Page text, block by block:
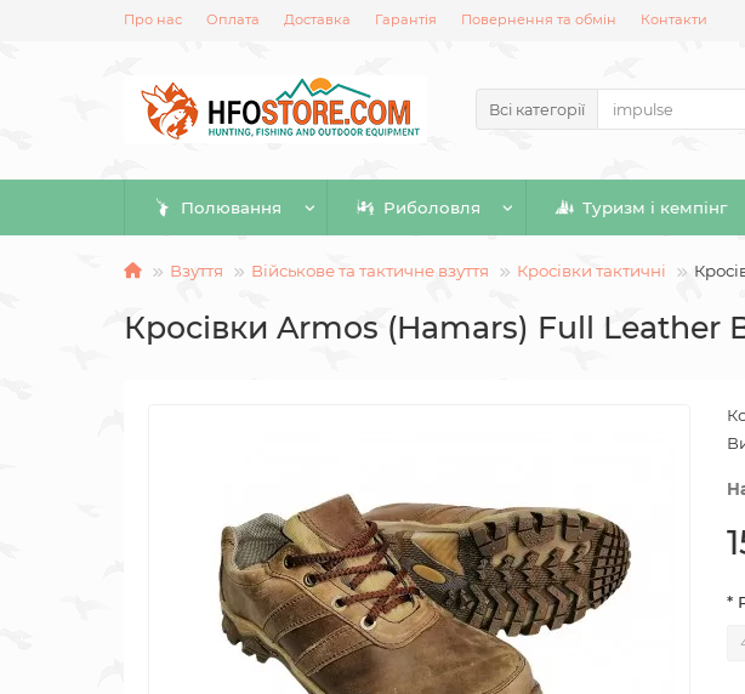
Про нас Оплата Доставка Гарантія Повернення та обмін Контакти
Всі категорії
Полювання Риболовля Туризм і кемпінг
Взуття Військове та тактичне взуття Кросівки тактичні
Кросівки Armos (Hamars) Full Leather
*